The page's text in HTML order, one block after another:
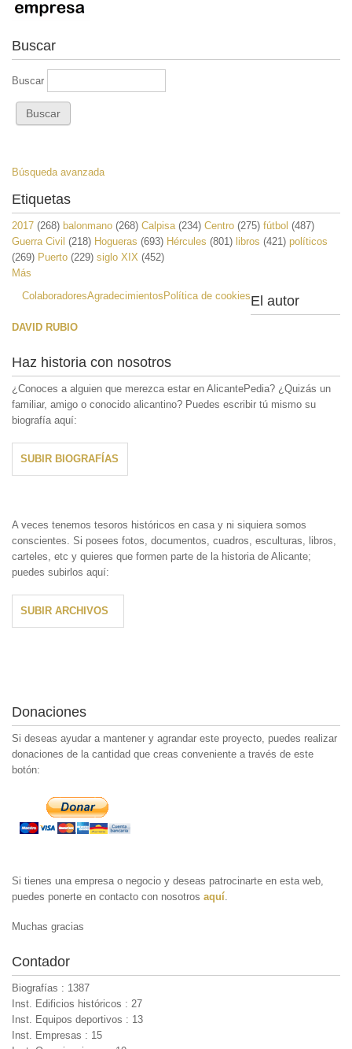
Buscar
Buscar
Búsqueda avanzada
Etiquetas
2017 (268) balonmano (268) Calpisa(234) Centro (275) fútbol (487)
Guerra Civil (218) Hogueras (693) Hércules (801) libros (421) políticos
(269) Puerto (229) siglo XIX (452)
Más
ColaboradoresAgradecimientosPolítica de cookiesEl autor
DAVID RUBIO
Haz historia con nosotros
¿Conoces a alguien que merezca estar en AlicantePedia? ¿Quizás un
familiar, amigo o conocido alicantino? Puedes escribir tú mismo su
biografía aquí:
SUBIR BIOGRAFÍAS
A veces tenemos tesoros históricos en casa y ni siquiera somos
conscientes. Si posees fotos, documentos, cuadros, esculturas, libros,
carteles, etc y quieres que formen parte de la historia de Alicante;
puedes subirlos aquí:
SUBIR ARCHIVOS
Donaciones
Si deseas ayudar a mantener y agrandar este proyecto, puedes realizar
donaciones de la cantidad que creas conveniente a través de este
botón:
Si tienes una empresa o negocio y deseas patrocinarte en esta web,
puedes ponerte en contacto con nosotros aquí
Muchas gracias
Contador
Biografías : 1387
Inst. Edificios históricos : 27
Inst. Equipos deportivos : 13
Inst. Empresas : 15